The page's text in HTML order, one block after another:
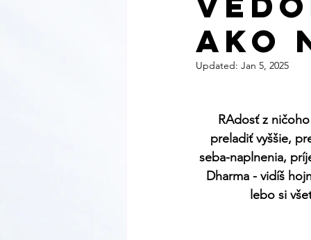
Ako
Updated: Jan 5, 2025
RAdosť z
preladiť vyššie,
seba-naplnenia,
Dharma - vidíš
lebo si